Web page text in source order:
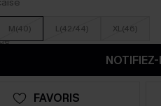
M(40) L(42/44) XL(46)
FAVORIS